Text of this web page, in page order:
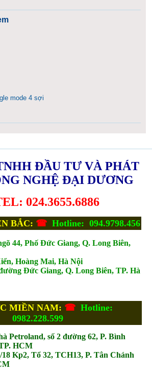
mode 4 sợi
ĐẦU TƯ VÀ PHÁT
NGHỆ ĐẠI DƯƠNG
024.3655.6886
BẮC: ☎ Hotline: 094.9798.456
44, Phố Đức Giang, Q. Long Biên,
Hoàng Mai, Hà Nội
Đức Giang, Q. Long Biên, TP. Hà
MIỀN NAM: ☎ Hotline:
0982.228.599
Petroland, số 2 đường 62, P. Bình
HCM
18 Kp2, Tổ 32, TCH13, P. Tân Chánh